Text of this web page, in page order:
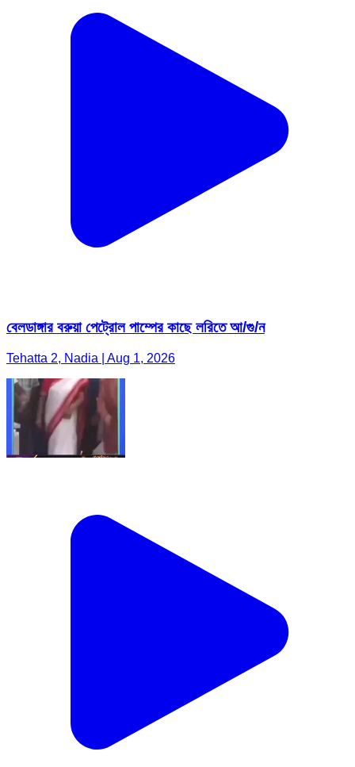
বেলডাঙ্গার বরুয়া পেট্রোল পাম্পের কাছে লরিতে আ/গু/ন
Tehatta 2, Nadia | Aug 1, 2026